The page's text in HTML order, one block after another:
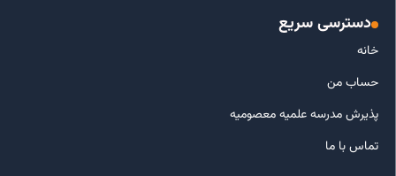
دسترسی سریع
خانه
حساب من
پذیرش مدرسه علمیه معصومیه
تماس با ما